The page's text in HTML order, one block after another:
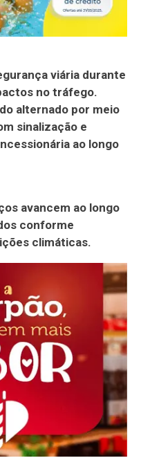
viária durante
no tráfego.
alternado por meio
sinalização e
ao longo
avancem ao longo
conforme
climáticas.